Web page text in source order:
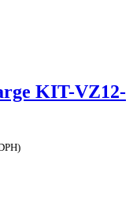
KIT-VZ12-